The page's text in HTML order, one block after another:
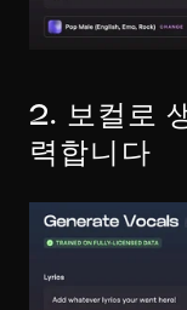
2. 보컬로
력합니다